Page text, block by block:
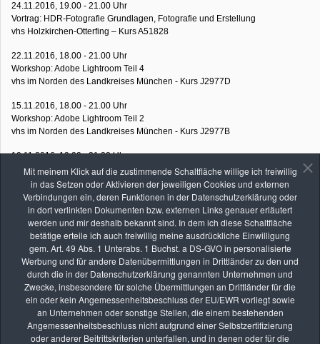
Mit meinem Klick auf die zustimmende Schaltfläche willige ich freiwillig
in das Setzen oder Aktivieren der jeweiligen Cookies und externen
Verbindungen ein, deren Funktionen in der Datenschutzerklärung oder
in dort verlinkten Dokumenten bzw. externen Links genauer erläutert
werden und mir deshalb bekannt sind. In dem ich diese Schaltfläche
betätige erteile ich auch freiwillig meine ausdrückliche Einwilligung
gem. Art. 49 Abs. 1 Unterabs. 1 Buchst. a DS-GVO in personalisierte
Werbung und für andere Datenübermittlungen in Drittländer zu den und
durch die in der Datenschutzerklärung genannten Unternehmen und
Zwecke, insbesondere für solche Übermittlungen an Drittländer für die
ein oder kein Angemessenheitsbeschluss der EU/EWR vorliegt sowie
an Unternehmen oder sonstige Stellen, die einem bestehenden
Angemessenheitsbeschluss nicht aufgrund einer Selbstzertifizierung
oder anderer Beitrittskriterien unterfallen, und in denen oder für die
24.11.2016, 19.00 - 21.00 Uhr
Vortrag: HDR-Fotografie Grundlagen, Fotografie und Erstellung
vhs Holzkirchen-Otterfing – Kurs A51828
22.11.2016, 18.00 - 21.00 Uhr
Workshop: Adobe Lightroom Teil 4
vhs im Norden des Landkreises München - Kurs J2977D
15.11.2016, 18.00 - 21.00 Uhr
Workshop: Adobe Lightroom Teil 2
vhs im Norden des Landkreises München - Kurs J2977B
10.11.2016, 19.00 - 21.00 Uhr
Vortrag: Panoramafotografie Grundlagen, Fotografie und Erstellung
vhs Holzkirchen-Otterfing – Kurs A51829
08.11.2016, 18.00 - 21.00 Uhr
Workshop: Adobe Lightroom Teil 1
vhs im Norden des Landkreises München - Kurs J2977A
22.10.2016, 14.30 - 18.30 Uhr
Fotoexkursion: Herbst am Lainbachfall
vhs Holzkirchen-Otterfing – Kurs A51835
Die nächsten Seminare